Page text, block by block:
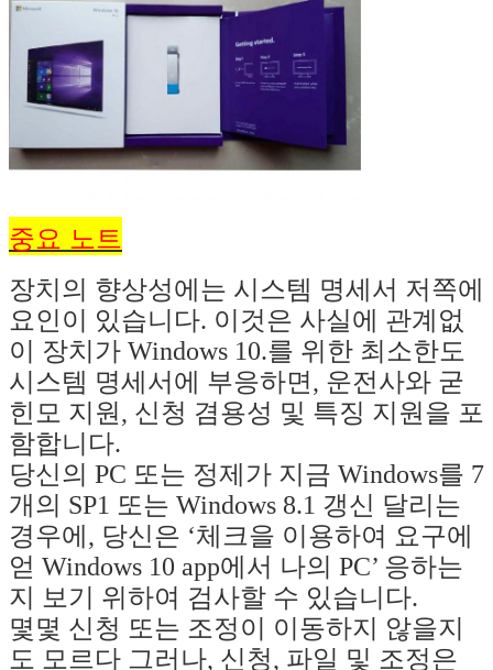
메시지를 남겨주세요
곧 다시 연락 드리겠습니다!
제출
중요 노트
장치의 향상성에는 시스템 명세서 저쪽에
요인이 있습니다. 이것은 사실에 관계없
이 장치가 Windows 10.를 위한 최소한도
시스템 명세서에 부응하면, 운전사와 굳
힌모 지원, 신청 겸용성 및 특징 지원을 포
함합니다.
당신의 PC 또는 정제가 지금 Windows를 7
개의 SP1 또는 Windows 8.1 갱신 달리는
경우에, 당신은 ‘체크을 이용하여 요구에
얻 Windows 10 app에서 나의 PC’ 응하는
지 보기 위하여 검사할 수 있습니다.
몇몇 신청 또는 조정이 이동하지 않을지
도 모르다 그러나, 신청, 파일 및 조정은